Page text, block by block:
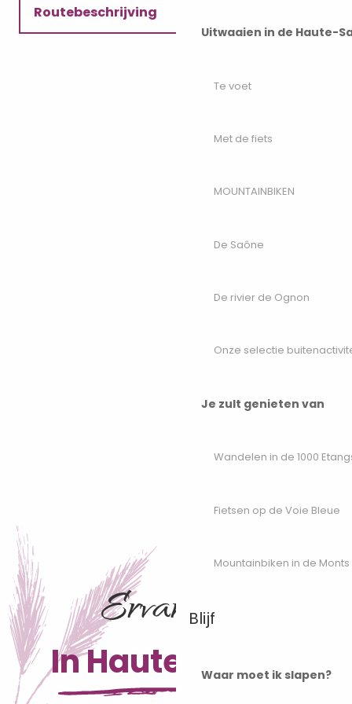
Uitwaaien in de Haute-
Te voet
Met de fiets
MOUNTAINBIKEN
De Saône
De rivier de Ognon
Onze selectie
Je zult genieten van
Wandelen in de 1000
Fietsen op de Voie Bleue
Mountainbiken in de Monts
Blijf
Waar moet ik slapen?
Routebeschrijving
Ervaringen
In Haute-Saône